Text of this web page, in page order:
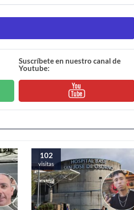
Suscríbete en nuestro canal de
Youtube:
102
visitas